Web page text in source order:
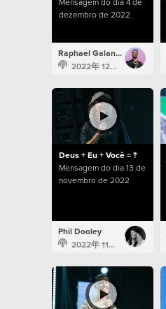
dezembro de 2022
Raphael Galante
2022年 12月 4日
Deus + Eu + Você = ?
Mensagem do dia 13 de
novembro de 2022
Phil Dooley
2022年 11月 13日